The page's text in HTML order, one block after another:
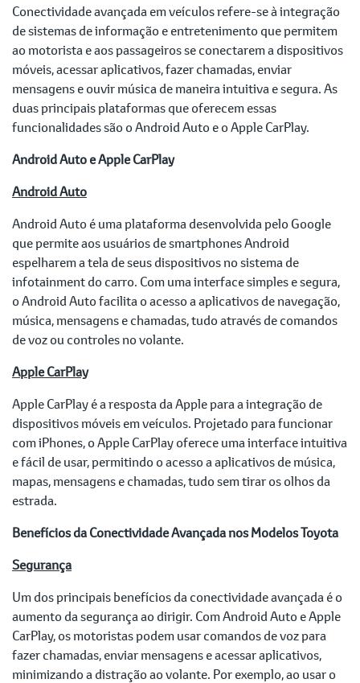
Conectividade avançada em veículos refere-se à integração
de sistemas de informação e entretenimento que permitem
ao motorista e aos passageiros se conectarem a dispositivos
móveis, acessar aplicativos, fazer chamadas, enviar
mensagens e ouvir música de maneira intuitiva e segura. As
duas principais plataformas que oferecem essas
funcionalidades são o Android Auto e o Apple CarPlay.
Android Auto e Apple CarPlay
Android Auto
Android Auto é uma plataforma desenvolvida pelo Google
que permite aos usuários de smartphones Android
espelharem a tela de seus dispositivos no sistema de
infotainment do carro. Com uma interface simples e segura,
o Android Auto facilita o acesso a aplicativos de navegação,
música, mensagens e chamadas, tudo através de comandos
de voz ou controles no volante.
Apple CarPlay
Apple CarPlay é a resposta da Apple para a integração de
dispositivos móveis em veículos. Projetado para funcionar
com iPhones, o Apple CarPlay oferece uma interface intuitiva
e fácil de usar, permitindo o acesso a aplicativos de música,
mapas, mensagens e chamadas, tudo sem tirar os olhos da
estrada.
Benefícios da Conectividade Avançada nos Modelos Toyota
Segurança
Um dos principais benefícios da conectividade avançada é o
aumento da segurança ao dirigir. Com Android Auto e Apple
CarPlay, os motoristas podem usar comandos de voz para
fazer chamadas, enviar mensagens e acessar aplicativos,
minimizando a distração ao volante. Por exemplo, ao usar o